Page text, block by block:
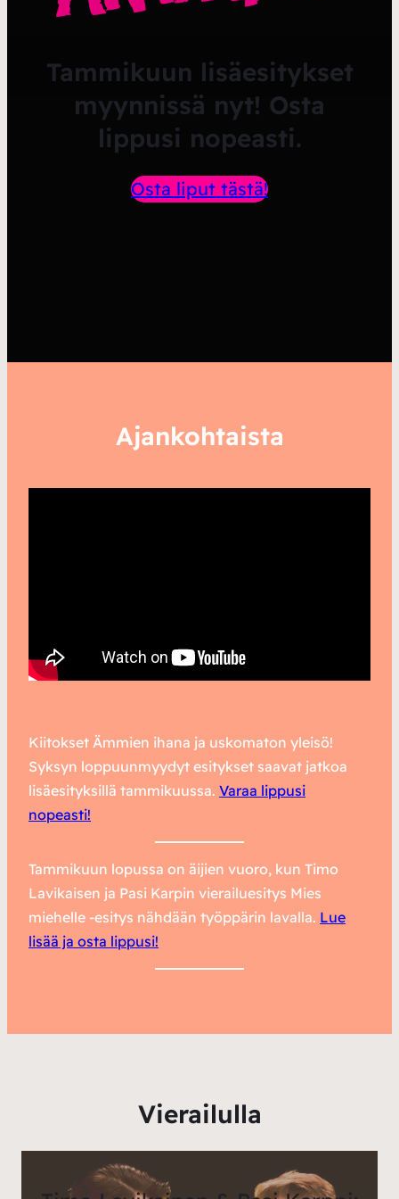
Tammikuun lisäesitykset
myynnissä nyt! Osta
lippusi nopeasti.
Osta liput tästä!
Ajankohtaista
Kiitokset Ämmien ihana ja uskomaton yleisö!
Syksyn loppuunmyydyt esitykset saavat jatkoa
lisäesityksillä tammikuussa. Varaa lippusi
nopeasti!
Tammikuun lopussa on äijien vuoro, kun Timo
Lavikaisen ja Pasi Karpin vierailuesitys Mies
miehelle -esitys nähdään työppärin lavalla. Lue
lisää ja osta lippusi!
Vierailulla